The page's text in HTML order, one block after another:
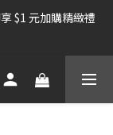
期間「含雷雕之
$1 元加購精緻禮
期間「含雷雕之